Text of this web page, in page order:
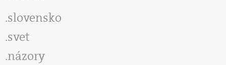
slovensko
svet
názory